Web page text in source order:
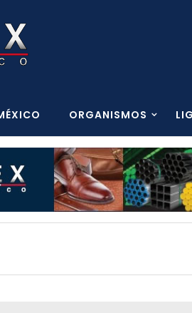
ORGANISMOS